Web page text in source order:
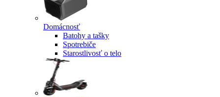
Domácnosť
Batohy a tašky
Spotrebiče
Starostlivosť o telo